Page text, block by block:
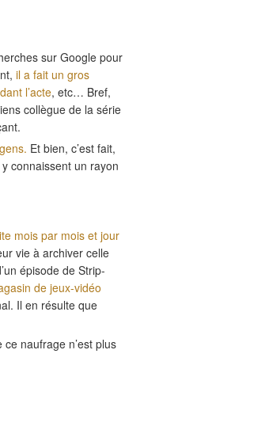
sur Google pour
il a fait un gros
l’acte, etc… Bref,
collègue de la série
Et bien, c’est fait,
y connaissent un rayon
mois par mois et jour
vie à archiver celle
épisode de Strip-
de jeux-vidéo
Il en résulte que
naufrage n’est plus